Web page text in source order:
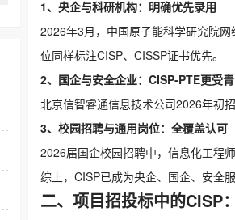
1、央企与科研机构：明确优先录用
2026年3月，中国原子能科学研究院
位同样标注CISP、CISSP证书优先。
2、国企与安全企业：CISP-PTE更受
北京信智睿通信息技术公司2026年初
3、校园招聘与通用岗位：全覆盖认可
2026届国企校园招聘中，信息化工程
综上，CISP已成为央企、国企、安全
二、项目招投标中的CISP